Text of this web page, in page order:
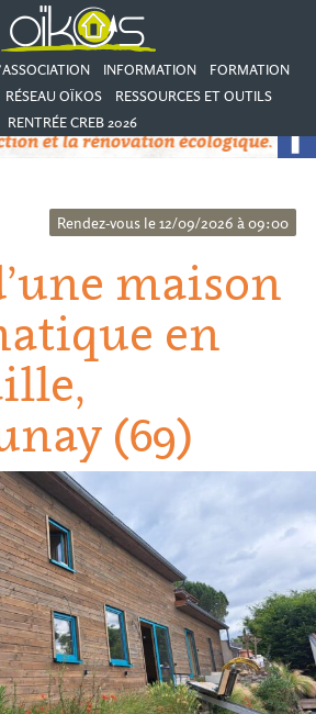
INFORMATION
FORMATION
RÉSEAU OÏKOS
RESSOURCES ET OUTILS
RENTRÉE CREB 2026
Rendez-vous le 12/09/2026 à 09:00
maison
en
(69)